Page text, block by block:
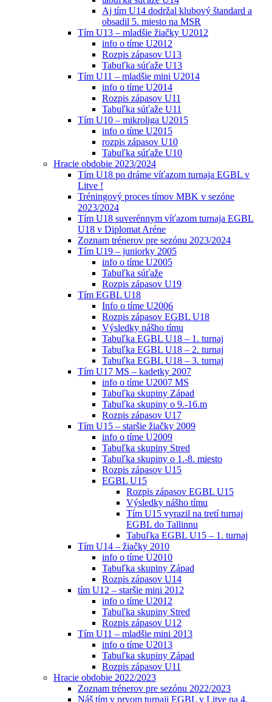
Aj tím U14 dodržal klubový štandard a
obsadil 5. miesto na MSR
Tím U13 – mladšie žiačky U2012
info o tíme U2012
Rozpis zápasov U13
Tabuľka súťaže U13
Tím U11 – mladšie mini U2014
info o tíme U2014
Rozpis zápasov U11
Tabuľka súťaže U11
Tím U10 – mikroliga U2015
info o tíme U2015
rozpis zápasov U10
Tabuľka súťaže U10
Hracie obdobie 2023/2024
Tím U18 po dráme víťazom turnaja EGBL v
Litve !
Tréningový proces tímov MBK v sezóne
2023/2024
Tím U18 suverénnym víťazom turnaja EGBL
U18 v Diplomat Aréne
Zoznam trénerov pre sezónu 2023/2024
Tím U19 – juniorky 2005
info o tíme U2005
Tabuľka súťaže
Rozpis zápasov U19
Tím EGBL U18
Info o tíme U2006
Rozpis zápasov EGBL U18
Výsledky nášho tímu
Tabuľka EGBL U18 – 1. turnaj
Tabuľka EGBL U18 – 2. turnaj
Tabuľka EGBL U18 – 3. turnaj
Tím U17 MS – kadetky 2007
info o tíme U2007 MS
Tabuľka skupiny Západ
Tabuľka skupiny o 9.-16.m
Rozpis zápasov U17
Tím U15 – staršie žiačky 2009
info o tíme U2009
Tabuľka skupiny Stred
Tabuľka skupiny o 1.-8. miesto
Rozpis zápasov U15
EGBL U15
Rozpis zápasov EGBL U15
Výsledky nášho tímu
Tím U15 vyrazil na tretí turnaj
EGBL do Tallinnu
Tabuľka EGBL U15 – 1. turnaj
Tím U14 – žiačky 2010
info o tíme U2010
Tabuľka skupiny Západ
Rozpis zápasov U14
tím U12 – staršie mini 2012
info o tíme U2012
Tabuľka skupiny Stred
Rozpis zápasov U12
Tím U11 – mladšie mini 2013
info o tíme U2013
Tabuľka skupiny Západ
Rozpis zápasov U11
Hracie obdobie 2022/2023
Zoznam trénerov pre sezónu 2022/2023
Náš tím v prvom turnaji EGBL v Litve na 4.